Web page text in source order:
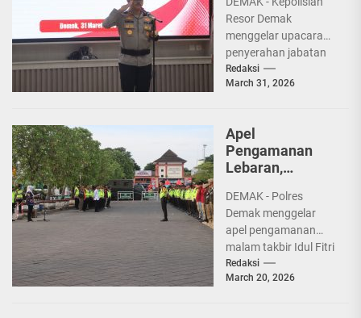
Resor Demak
menggelar upacara
penyerahan jabatan
Kapolsek Guntur yang
sebelumnya dijabat
Wicaksana...
Redaksi
March 31, 2026
Apel
Pengamanan
Lebaran,
Demak
Tegaskan
Larangan Sound
Horeg
DEMAK - Polres
Demak menggelar
apel pengamanan
malam takbir Idul Fitri
1447 Hijriah di Alun-
alun Demak, Jumat
Redaksi
March 20, 2026